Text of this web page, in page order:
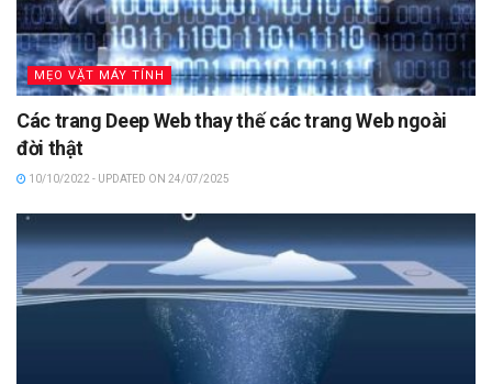
MẸO VẶT MÁY TÍNH
Các trang Deep Web thay thế các trang Web ngoài
đời thật
10/10/2022 - UPDATED ON 24/07/2025